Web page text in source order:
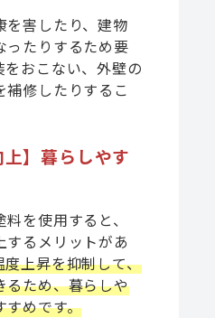
を害したり、建物
ったりするため要
おこない、外壁の
修したりするこ
】暮らしやす
を使用すると、
るメリットがあ
上昇を抑制して、
るため、暮らしや
すめです。